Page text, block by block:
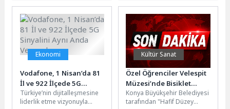
Şabanözü ilçesi Çaparkayı
köyünde hayata geçirdiği
dev güneş...
hayata geçirdiği vizyon
projelerini yerinde inceledi.
Dernek...
Ekonomi
Vodafone, 1 Nisan’da 81
İl ve 922 İlçede 5G
Sinyalini Aynı Anda
Verecek
Türkiye’nin dijitalleşmesine
liderlik etme vizyonuyla
Kültür Sanat
Özel Öğrenciler Velespit
Müzesi’nde Bisiklet
Tarihini Keşfetti
Konya Büyükşehir Belediyesi
tarafından "Hafif Düzey